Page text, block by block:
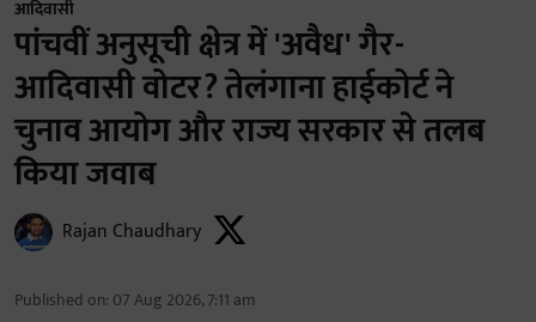
आदिवासी
पांचवीं अनुसूची क्षेत्र में 'अवैध' गैर-
आदिवासी वोटर? तेलंगाना हाईकोर्ट ने
चुनाव आयोग और राज्य सरकार से तलब
किया जवाब
Rajan Chaudhary
Published on: 07 Aug 2026, 7:11 am